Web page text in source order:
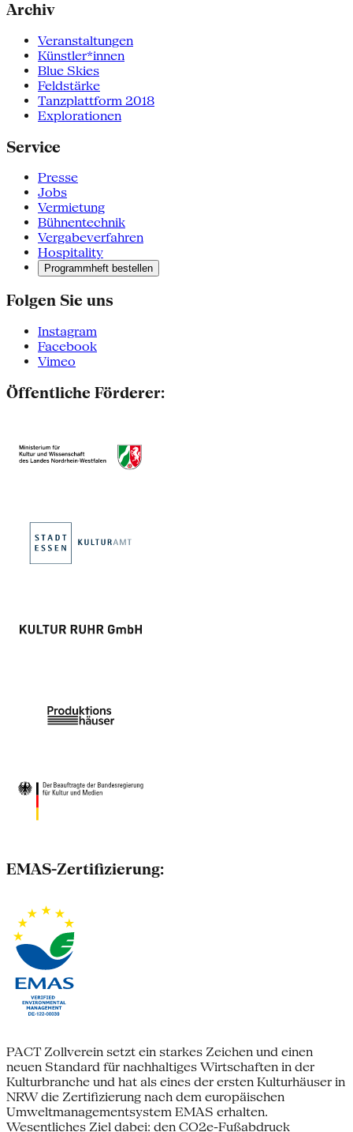
Archiv
Veranstaltungen
Künstler*innen
Blue Skies
Feldstärke
Tanzplattform 2018
Explorationen
Service
Presse
Jobs
Vermietung
Bühnentechnik
Vergabeverfahren
Hospitality
Programmheft bestellen
Folgen Sie uns
Instagram
Facebook
Vimeo
Öffentliche Förderer:
EMAS-Zertifizierung:
PACT Zollverein setzt ein starkes Zeichen und einen
neuen Standard für nachhaltiges Wirtschaften in der
Kulturbranche und hat als eines der ersten Kulturhäuser in
NRW die Zertifizierung nach dem europäischen
Umweltmanagementsystem EMAS erhalten.
Wesentliches Ziel dabei: den CO2e-Fußabdruck